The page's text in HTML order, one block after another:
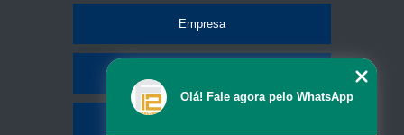
Empresa
Olá! Fale agora pelo WhatsApp